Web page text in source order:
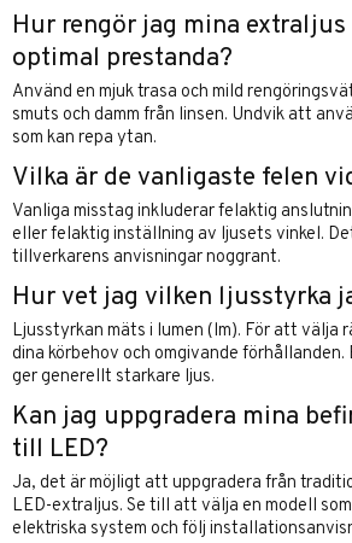
Hur rengör jag mina
optimal prestanda?
Använd en mjuk trasa och mild
smuts och damm från linsen. Undvik att
som kan repa ytan.
Vilka är de vanligaste felen
Vanliga misstag inkluderar felaktig
eller felaktig inställning av ljusets vinkel.
tillverkarens anvisningar noggrant.
Hur vet jag vilken ljusstyrka
Ljusstyrkan mäts i lumen (lm). För att välja
dina körbehov och omgivande
ger generellt starkare ljus.
Kan jag uppgradera mina
till LED?
Ja, det är möjligt att uppgradera från
LED-extraljus. Se till att välja en modell
elektriska system och följ